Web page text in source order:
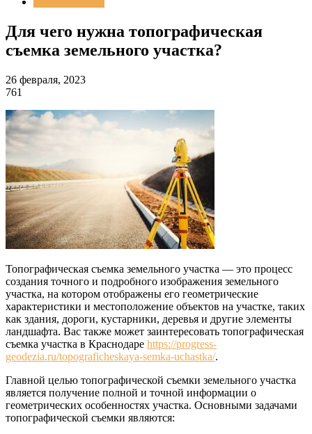
Для чего нужна топографическая
съемка земельного участка?
26 февраля, 2023
761
Топографическая съемка земельного участка — это процесс
создания точного и подробного изображения земельного
участка, на котором отображены его геометрические
характеристики и местоположение объектов на участке, таких
как здания, дороги, кустарники, деревья и другие элементы
ландшафта. Вас также может заинтересовать топографическая
съемка участка в Краснодаре https://progress-
geodezia.ru/topograficheskaya-semka-uchastka/.
Главной целью топографической съемки земельного участка
является получение полной и точной информации о
геометрических особенностях участка. Основными задачами
топографической съемки являются: